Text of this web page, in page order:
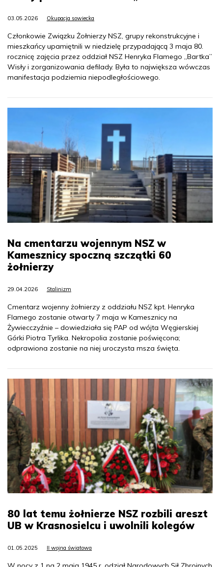
03.05.2026 Okupacja sowiecka
Członkowie Związku Żołnierzy NSZ, grupy rekonstrukcyjne i
mieszkańcy upamiętnili w niedzielę przypadającą 3 maja 80.
rocznicę zajęcia przez oddział NSZ Henryka Flamego „Bartka”
Wisły i zorganizowania defilady. Była to największa wówczas
manifestacja podziemia niepodległościowego.
Na cmentarzu wojennym NSZ w
Kamesznicy spoczną szczątki 60
żołnierzy
29.04.2026 Stalinizm
Cmentarz wojenny żołnierzy z oddziału NSZ kpt. Henryka
Flamego zostanie otwarty 7 maja w Kamesznicy na
Żywiecczyźnie – dowiedziała się PAP od wójta Węgierskiej
Górki Piotra Tyrlika. Nekropolia zostanie poświęcona;
odprawiona zostanie na niej uroczysta msza święta.
80 lat temu żołnierze NSZ rozbili areszt
UB w Krasnosielcu i uwolnili kolegów
01.05.2025 II wojna światowa